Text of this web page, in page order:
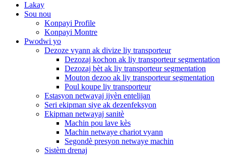
Lakay
Sou nou
Konpayi Profile
Konpayi Montre
Pwodwi yo
Dezoze vyann ak divize liy transporteur
Dezozaj kochon ak liy transporteur segmentation
Dezozaj bèt ak liy transporteur segmentation
Mouton dezoo ak liy transporteur segmentation
Poul koupe liy transporteur
Estasyon netwayaj ijyèn entelijan
Seri ekipman siye ak dezenfeksyon
Ekipman netwayaj sanitè
Machin pou lave kès
Machin netwaye chariot vyann
Segondè presyon netwaye machin
Sistèm drenaj